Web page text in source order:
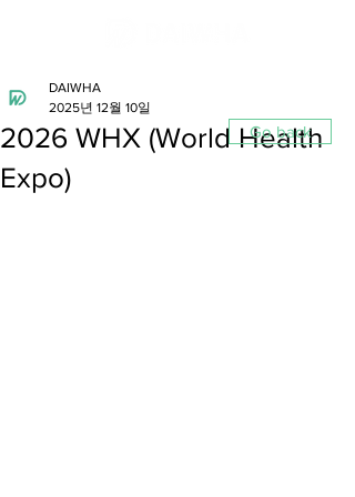
2026 WHX (World Health
Expo)
DAIWHA
2025년 12월 10일
Go back